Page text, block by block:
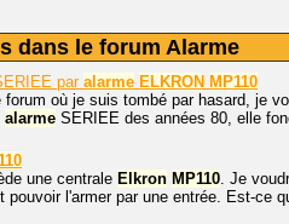
dans le forum Alarme
par alarme ELKRON MP110
forum où je suis tombé par hasard, je
alarme SERIEE des années 80, elle
une centrale Elkron MP110 . Je
l'armer par une entrée. Est-ce